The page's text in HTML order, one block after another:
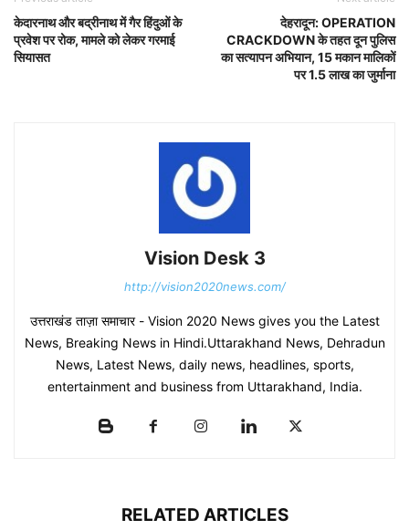
केदारनाथ और बद्रीनाथ में गैर हिंदुओं के
प्रवेश पर रोक, मामले को लेकर गरमाई
सियासत
देहरादून: OPERATION
CRACKDOWN के तहत दून पुलिस
का सत्यापन अभियान, 15 मकान मालिकों
पर 1.5 लाख का जुर्माना
Vision Desk 3
http://vision2020news.com/
उत्तराखंड ताज़ा समाचार - Vision 2020 News gives you the Latest
News, Breaking News in Hindi.Uttarakhand News, Dehradun
News, Latest News, daily news, headlines, sports,
entertainment and business from Uttarakhand, India.
RELATED ARTICLES